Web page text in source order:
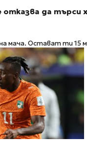
отказва да търси
на мача. Остават ти 15